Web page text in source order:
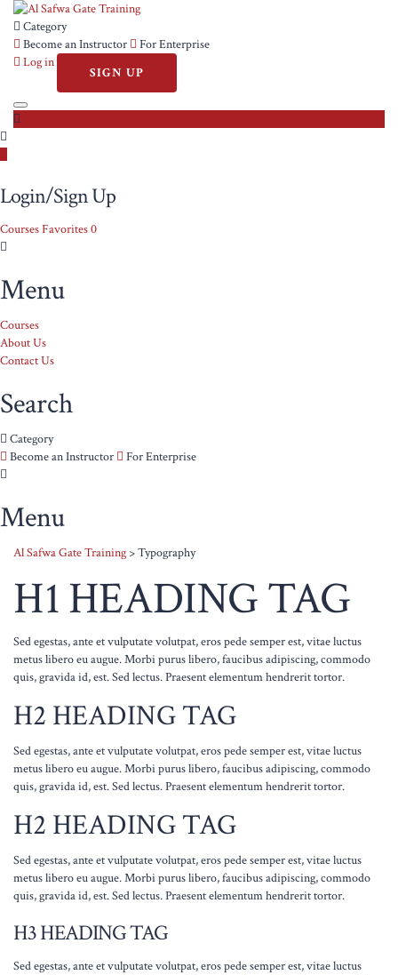
Category
Become an Instructor
For Enterprise
Log in
SIGN UP
Toggle
navigation
Login/Sign Up
CoursesFavorites0
Menu
Courses
About Us
Contact Us
Search
Category
Become an Instructor
For Enterprise
Menu
Al Safwa Gate Training >Typography
H1 HEADING TAG
Sed egestas, ante et vulputate volutpat, eros pede semper est, vitae luctus
metus libero eu augue. Morbi purus libero, faucibus adipiscing, commodo
quis, gravida id, est. Sed lectus. Praesent elementum hendrerit tortor.
H2 HEADING TAG
Sed egestas, ante et vulputate volutpat, eros pede semper est, vitae luctus
metus libero eu augue. Morbi purus libero, faucibus adipiscing, commodo
quis, gravida id, est. Sed lectus. Praesent elementum hendrerit tortor.
H2 HEADING TAG
Sed egestas, ante et vulputate volutpat, eros pede semper est, vitae luctus
metus libero eu augue. Morbi purus libero, faucibus adipiscing, commodo
quis, gravida id, est. Sed lectus. Praesent elementum hendrerit tortor.
H3 HEADING TAG
Sed egestas, ante et vulputate volutpat, eros pede semper est, vitae luctus